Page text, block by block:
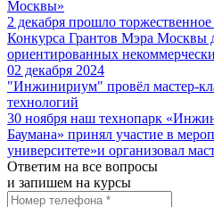
Москвы»
2 декабря прошло
Конкурса Грантов Мэра Москвы
ориентированных
02 декабря 2024
"Инжинириум" провёл мастер-
технологий
30 ноября наш технопарк
Баумана» принял участие в
университете»и организовал
Ответим на все вопросы
и запишем на курсы